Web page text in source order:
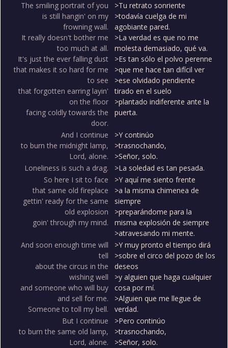
The smiling portrait of you
is still hangin' on my
frowning wall.
It really doesn't bother me
too much at all.
It's just the ever falling dust
that makes it so hard for me
to see
that forgotten earring layin'
on the floor
facing coldly towards the
door.
>Tu retrato sonriente
>todavía cuelga de mi
agobiante pared.
>La verdad es que no me
molesta demasiado, qué va.
>Es tan sólo el polvo perenne
>que me hace tan difícil ver
>ese olvidado pendiente
tirado en el suelo
>plantado indiferente ante la
puerta.
And I continue
to burn the midnight lamp,
Lord, alone.
>Y continúo
>trasnochando,
>Señor, solo.
Loneliness is such a drag.
>La soledad es tan pesada.
So here I sit to face
that same old fireplace
gettin' ready for the same
old explosion
goin' through my mind.
>Y aquí me siento frente
>a la misma chimenea de
siempre
>preparándome para la
misma explosión de siempre
>atravesando mi mente.
And soon enough time will
tell
about the circus in the
wishing well
and someone who will buy
and sell for me.
Someone to toll my bell.
>Y muy pronto el tiempo dirá
>sobre el circo del pozo de los
deseos
>y alguien que haga cualquier
cosa por mí.
>Alguien que me llegue de
verdad.
But I continue
to burn the same old lamp,
Lord, alone.
>Pero continúo
>trasnochando,
>Señor, solo.